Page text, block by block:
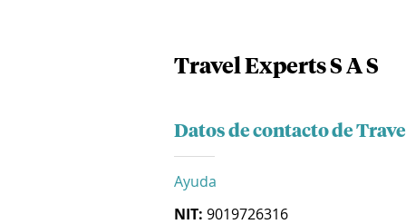
Travel Experts S A S
Datos de contacto de
Ayuda
NIT: 9019726316